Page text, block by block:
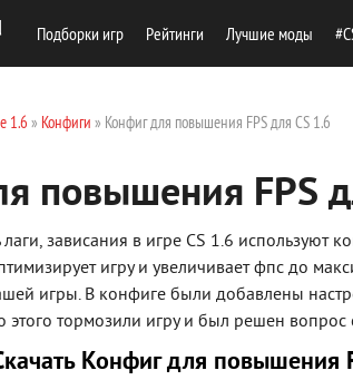
Подборки игр Рейтинги Лучшие моды
1.6 » Конфиги » Конфиг для повышения FPS для CS 1.6
повышения FPS
лаги, зависания в игре CS 1.6 используют
игру и увеличивает фпс до
игры. В конфиге были добавлены
этого тормозили игру и был решен вопрос
Конфиг для повышения